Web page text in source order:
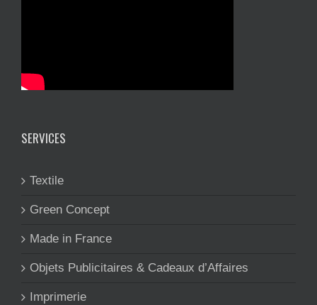
SERVICES
Textile
Green Concept
Made in France
Objets Publicitaires & Cadeaux d’Affaires
Imprimerie